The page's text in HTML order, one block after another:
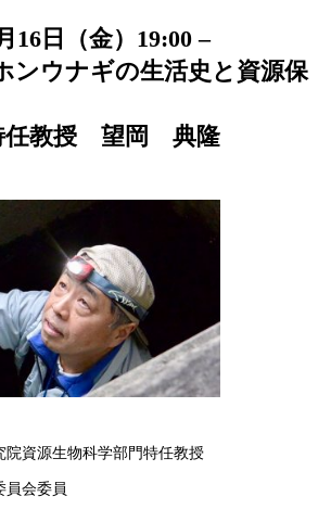
日（金）19:00 –
ンウナギの生活史と資源保
任教授 望岡 典隆
院資源生物科学部門特任教授
員会委員